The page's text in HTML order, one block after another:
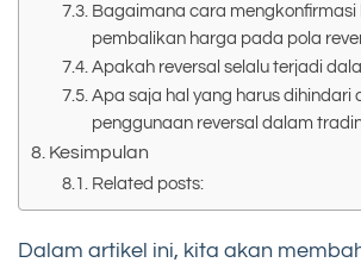
Bagaimana cara mengkonfirmasi
pembalikan harga pada pola
Apakah reversal selalu terjadi
Apa saja hal yang harus dihindari
penggunaan reversal dalam
Kesimpulan
Related posts:
Dalam artikel ini, kita akan